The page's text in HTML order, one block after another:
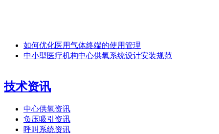
如何优化医用气体终端的使用管理
中小型医疗机构中心供氧系统设计安装规范
技术资讯
中心供氧资讯
负压吸引资讯
呼叫系统资讯